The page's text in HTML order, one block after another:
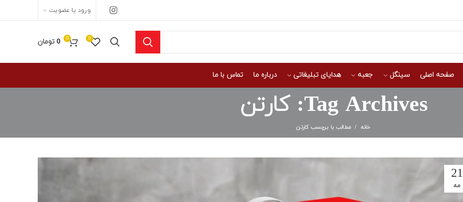
ورود یا عضویت
0
0
0 تومان
صفحه اصلی سینگل جعبه هدایای تبلیغاتی درباره ما تماس با ما
Tag Archives: کارتن
خانه مطالب با برچسب کارتن
21
مه